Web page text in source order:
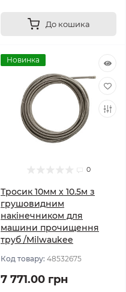
До кошика
Новинка
0
Тросик 10мм х 10.5м з
грушовидним
накінечником для
машини прочищення
труб /Milwaukee
Код товару: 48532675
7 771.00 грн